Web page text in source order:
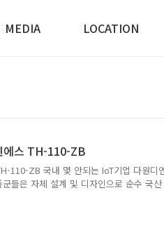
MEDIA LOCATION
에스 TH-110-ZB
110-ZB 국내 몇 안되는 IoT기업 다원디
들은 자체 설계 및 디자인으로 순수 국
제품으로 보인다. 국내 IoT 시장 규모와
형, PCB, 설계 비용을 계속 투자하기 힘들